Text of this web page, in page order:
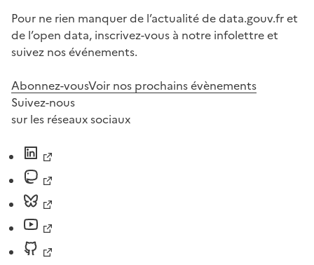
Pour ne rien manquer de l’actualité de data.gouv.fr et
de l’open data, inscrivez-vous à notre infolettre et
suivez nos événements.
Abonnez-vousVoir nos prochains évènements
Suivez-nous
sur les réseaux sociaux